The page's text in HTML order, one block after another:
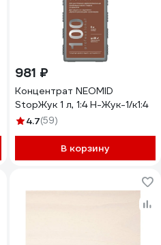
981 ₽
Концентрат NEOMID
StopЖук 1 л, 1:4 Н-Жук-1/к1:4
4.7(59)
В корзину